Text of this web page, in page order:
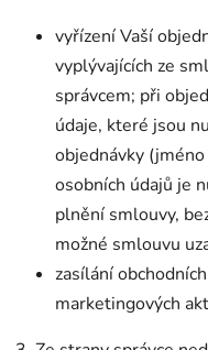
vyřízení Vaší
vyplývajících ze
správcem; při
údaje, které jsou
objednávky
osobních údajů je
plnění smlouvy,
možné smlouvu
zasílání
marketingových